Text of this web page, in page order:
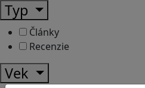
Typ
Články
Recenzie
Vek